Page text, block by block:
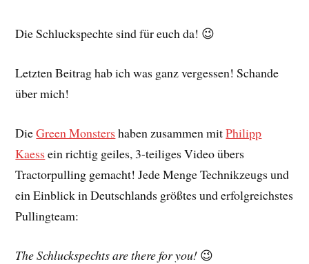
Die Schluckspechte sind für euch da! 😉
Letzten Beitrag hab ich was ganz vergessen! Schande
über mich!
DieGreen Monsters haben zusammen mitPhilipp
Kaess ein richtig geiles, 3-teiliges Video übers
Tractorpulling gemacht! Jede Menge Technikzeugs und
ein Einblick in Deutschlands größtes und erfolgreichstes
Pullingteam:
The Schluckspechts are there for you! 😉